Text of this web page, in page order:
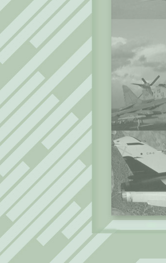
Volgende bladzijde »